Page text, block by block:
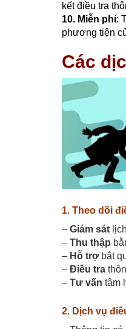
kết điều tra
10. Miễn phí:
phương tiện
Các
1. Theo dõi
– Giám sát
– Thu thập
– Hỗ trợbắt
– Điều tra
– Tư vấn tâm
2. Dịch vụ